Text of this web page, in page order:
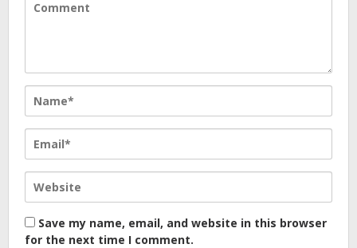
Save my name, email, and website in this browser
for the next time I comment.